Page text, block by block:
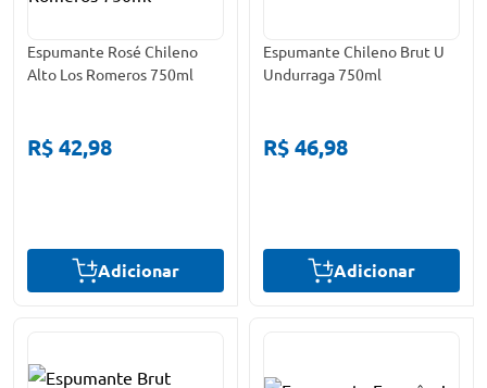
Espumante Rosé Chileno
Alto Los Romeros 750ml
R$ 42,98
Adicionar
Espumante Chileno Brut U
Undurraga 750ml
R$ 46,98
Adicionar